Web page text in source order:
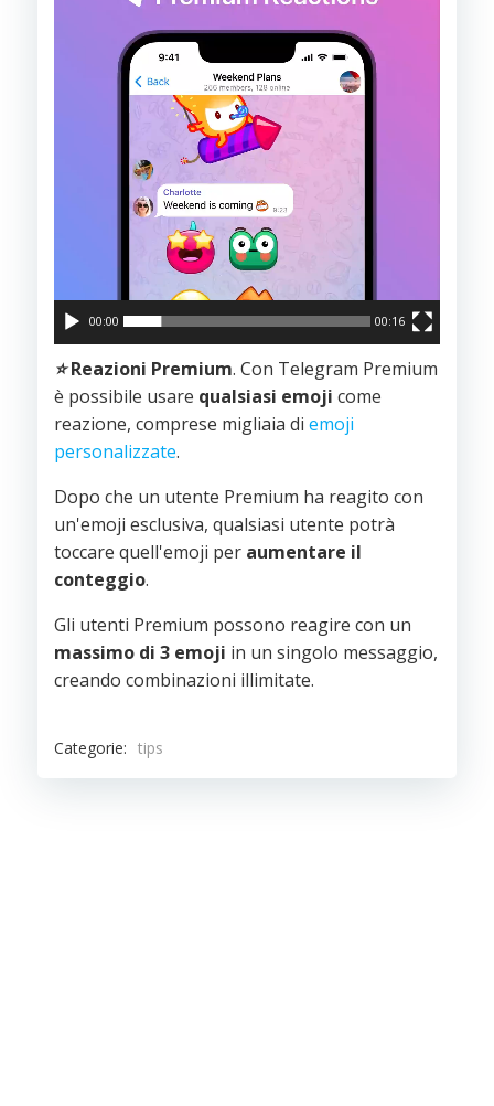
00:00 00:16
⭐️ Reazioni Premium. Con Telegram Premium
è possibile usare qualsiasi emoji come
reazione, comprese migliaia di emoji
personalizzate.
Dopo che un utente Premium ha reagito con
un'emoji esclusiva, qualsiasi utente potrà
toccare quell'emoji per aumentare il
conteggio.
Gli utenti Premium possono reagire con un
massimo di 3 emoji in un singolo messaggio,
creando combinazioni illimitate.
Categorie: tips